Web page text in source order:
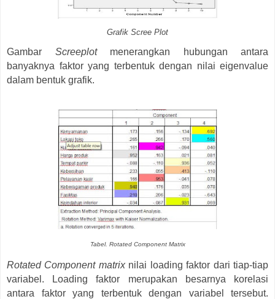
Grafik Scree Plot
Gambar Screeplotmenerangkan hubungan antara
banyaknya faktor yang terbentuk dengan nilai eigenvalue
dalam bentuk grafik.
Tabel. Rotated Component Matrix
Rotated Component matrix nilai loading faktor dari tiap-tiap
variabel. Loading faktor merupakan besarnya korelasi
antara faktor yang terbentuk dengan variabel tersebut.